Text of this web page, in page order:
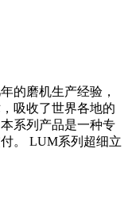
的磨机生产经验，
吸收了世界各地的
系列产品是一种专
。 LUM系列超细立